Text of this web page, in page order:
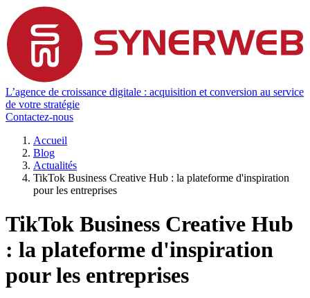
L’agence de croissance digitale : acquisition et conversion au service
de votre stratégie
Contactez-nous
Accueil
Blog
Actualités
TikTok Business Creative Hub : la plateforme d'inspiration
pour les entreprises
TikTok Business Creative Hub
: la plateforme d'inspiration
pour les entreprises